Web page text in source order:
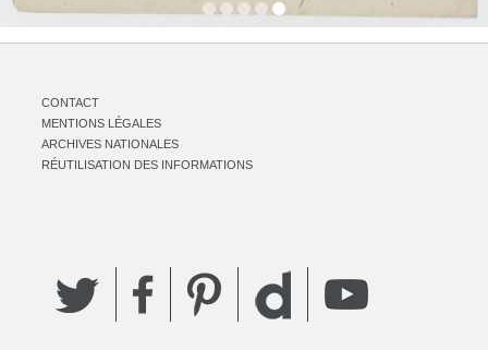
CONTACT
MENTIONS LÉGALES
ARCHIVES NATIONALES
RÉUTILISATION DES INFORMATIONS